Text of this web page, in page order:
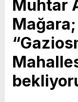
Muhtar
Mağara;